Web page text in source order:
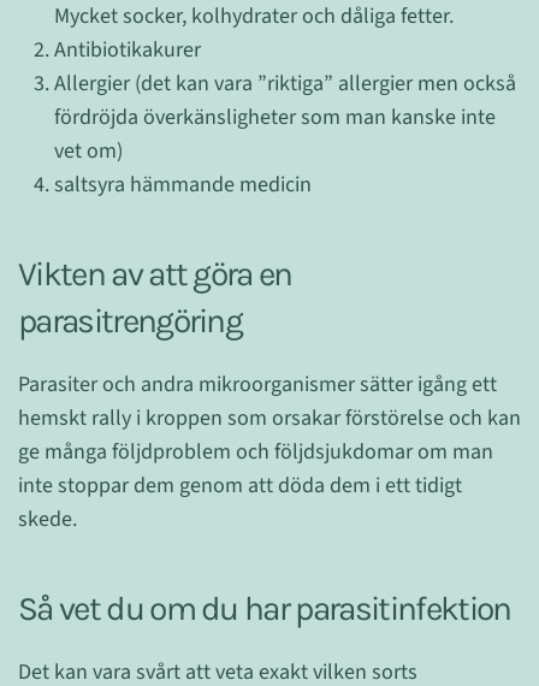
Mycket socker, kolhydrater och dåliga fetter.
Antibiotikakurer
Allergier (det kan vara ”riktiga” allergier men också
fördröjda överkänsligheter som man kanske inte
vet om)
saltsyra hämmande medicin
Vikten av att göra en
parasitrengöring
Parasiter och andra mikroorganismer sätter igång ett
hemskt rally i kroppen som orsakar förstörelse och kan
ge många följdproblem och följdsjukdomar om man
inte stoppar dem genom att döda dem i ett tidigt
skede.
Så vet du om du har parasitinfektion
Det kan vara svårt att veta exakt vilken sorts